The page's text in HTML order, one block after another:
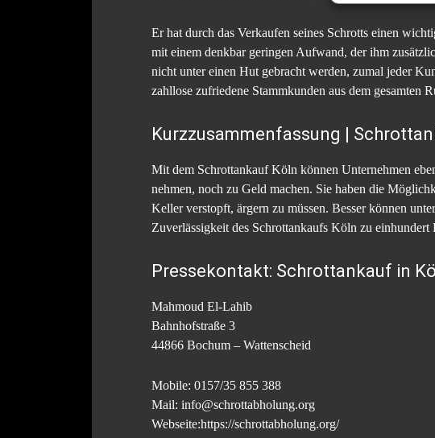
Er hat durch das Verkaufen seines Schrotts einen
mit einem denkbar geringen Aufwand, der ihm
nicht unter einen Hut gebracht werden, zumal jeder
zahllose zufriedene Stammkunden aus dem gesamten
Kurzzusammenfassung |
Mit dem Schrottankauf Köln können Unternehmen
nehmen, noch zu Geld machen. Sie haben die
Keller verstopft, ärgern zu müssen. Besser können
Zuverlässigkeit des Schrottankaufs Köln zu einhundert
Pressekontakt: Schrottankauf in
Mahmoud El-Lahib
Bahnhofstraße 3
44866 Bochum – Wattenscheid
Mobile: 0157/35 855 388
Mail: info@schrottabholung.org
Webseite:https://schrottabholung.org/